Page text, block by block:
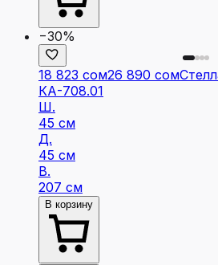
−30%
18 823 сом26 890 сом
КА-708.01
Ш.
45 см
Д.
45 см
В.
207 см
В корзину